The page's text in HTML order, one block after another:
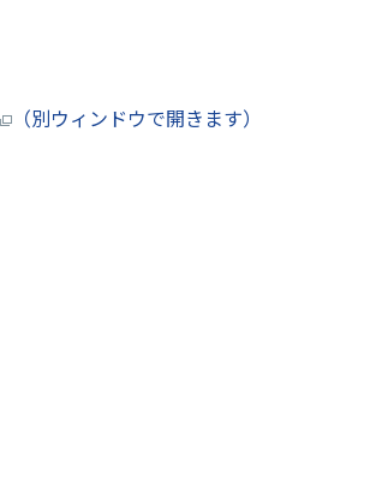
（別ウィンドウで開きます）